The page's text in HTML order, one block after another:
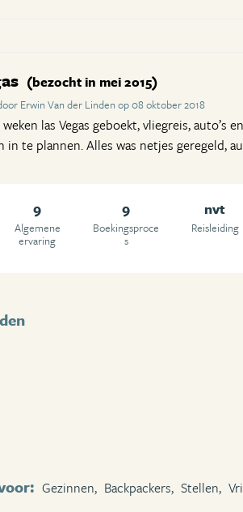
(bezocht in mei 2015)
Erwin Van der Linden op 08 oktober 2018
las Vegas geboekt, vliegreis,
te plannen. Alles was netjes geregeld,
9
Algemene
ervaring
9
Boekingsproce
s
nvt
Reisleiding
Gezinnen, Backpackers, Stellen,